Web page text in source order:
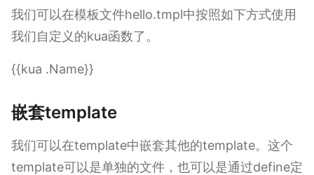
我们可以在模板文件hello.tmpl中按照如下方式使用
我们自定义的kua函数了。
{{kua .Name}}
嵌套template
我们可以在template中嵌套其他的template。这个
template可以是单独的文件，也可以是通过define定